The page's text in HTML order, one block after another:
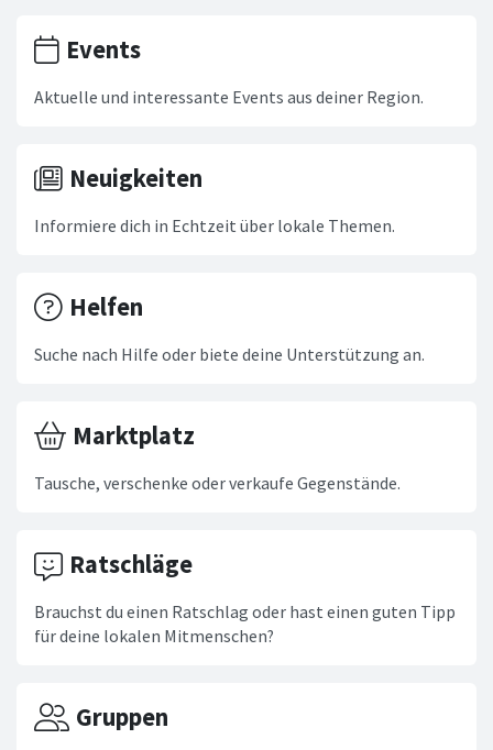
Events
Aktuelle und interessante Events aus deiner Region.
Neuigkeiten
Informiere dich in Echtzeit über lokale Themen.
Helfen
Suche nach Hilfe oder biete deine Unterstützung an.
Marktplatz
Tausche, verschenke oder verkaufe Gegenstände.
Ratschläge
Brauchst du einen Ratschlag oder hast einen guten Tipp
für deine lokalen Mitmenschen?
Gruppen